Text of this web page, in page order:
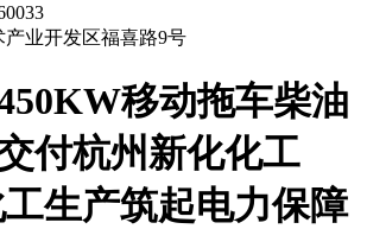
业开发区福喜路9号
移动拖车柴油
付杭州新化化工
生产筑起电力保障